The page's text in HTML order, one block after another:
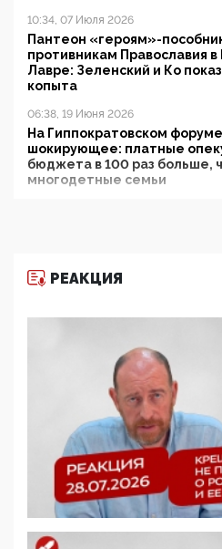
10:34, 07 Июля 2026
Пантеон «героям»-
противникам Православия
Лавре: Зеленский и Ко
копыта
06:38, 19 Июня 2026
На Гиппократовском
шокирующее: платные
бюджета в 100 раз больше,
многодетные семьи
11:53, 09 Июня 2026
деятельность ИИТО
цифроглобалисты
повестку в образовании
09:43, 01 Июня 2026
5G за счет здоровья
отобрать у регионов и
защищать жилые дома и
05:58, 26 Мая 2026
Роскомнадзор освободили
деструктивным и опасным
07:39, 25 Мая 2026
РЕАКЦИЯ